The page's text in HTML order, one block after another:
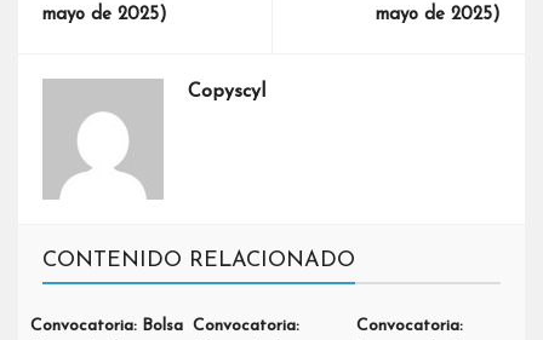
mayo de 2025)
mayo de 2025)
Copyscyl
CONTENIDO RELACIONADO
Convocatoria: Bolsa Convocatoria:
Convocatoria: